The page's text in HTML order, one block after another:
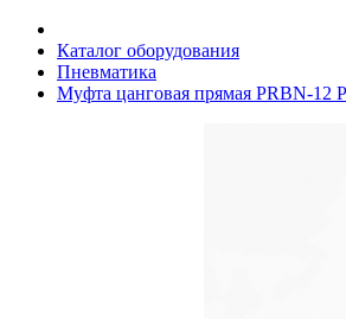
Каталог оборудования
Пневматика
Муфта цанговая прямая PRBN-12